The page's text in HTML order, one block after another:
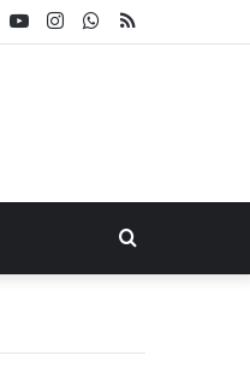
RSS
WhatsApp
Instagram
YouTube
Search